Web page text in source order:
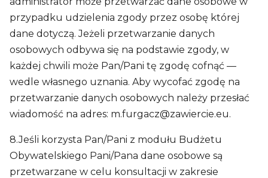
przypadku udzielenia zgody przez osobę której
dane dotyczą. Jeżeli przetwarzanie danych
osobowych odbywa się na podstawie zgody, w
każdej chwili może Pan/Pani tę zgodę cofnąć —
wedle własnego uznania. Aby wycofać zgodę na
przetwarzanie danych osobowych należy przesłać
wiadomość na adres: m.furgacz@zawiercie.eu.
8.Jeśli korzysta Pan/Pani z modułu Budżetu
Obywatelskiego Pani/Pana dane osobowe są
przetwarzane w celu konsultacji w zakresie